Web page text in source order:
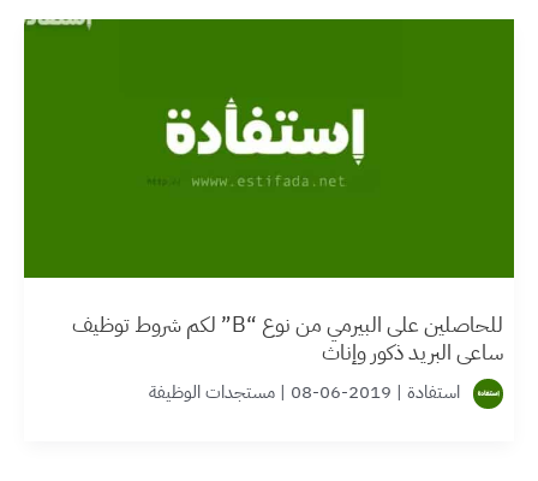
للحاصلين على البيرمي من نوع “B” لكم شروط توظيف
ساعي البريد ذكور وإناث
استفادة |
2019-06-08
|مستجدات الوظيفة